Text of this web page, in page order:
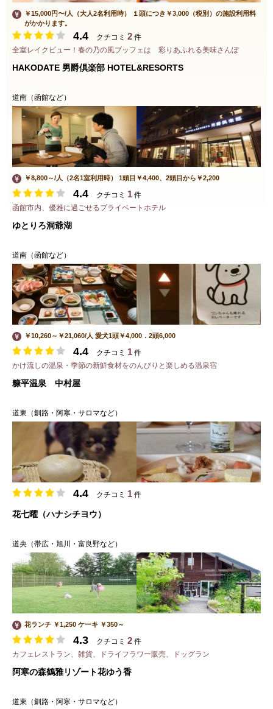
￥15,000円〜/人（大人2名利用時） １頭につき￥3,000（税別）の施設利用料
がかかります。
4.4 クチコミ 2 件
全室レイクビュー！春の乃の風ブッフェは 彩りあふれる美味さんぽ
HAKODATE 男爵倶楽部 HOTEL&RESORTS
道南（函館など）
￥8,800～/人（2名1室利用時） 1頭目￥4,400、2頭目から￥2,200
4.4 クチコミ 1 件
函館市内、優雅に過ごせるプライベートホテル
ゆとりろ洞爺湖
道南（函館など）
￥10,260～￥21,060/人 愛犬1頭￥4,000．2頭6,000
4.4 クチコミ 1 件
かけ流しの温泉・季節の新鮮食材をのんびりと楽しめる温泉宿
糠平温泉 中村屋
道東（釧路・阿寒・サロマなど）
4.4 クチコミ 1 件
花七曜（ハナシチヨウ）
道央（帯広・旭川・富良野など）
花ランチ ￥1,250 ケーキ ￥350～
4.3 クチコミ 2 件
カフェレストラン、雑貨、ドライフラワー販売、ドッグラン
阿寒の森鶴雅リゾート花ゆう香
道東（釧路・阿寒・サロマなど）